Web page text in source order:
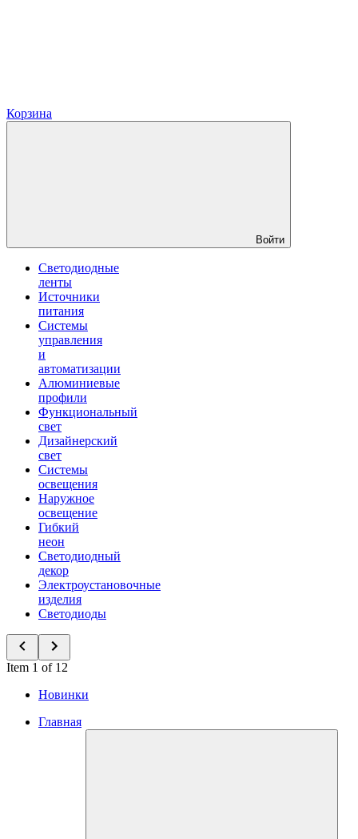
Корзина
Войти
Светодиодные
ленты
Источники
питания
Системы
управления
и
автоматизации
Алюминиевые
профили
Функциональный
свет
Дизайнерский
свет
Системы
освещения
Наружное
освещение
Гибкий
неон
Светодиодный
декор
Электроустановочные
изделия
Светодиоды
Item 1 of 12
Новинки
Главная